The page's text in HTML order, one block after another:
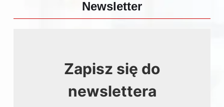
Newsletter
Zapisz się do
newslettera